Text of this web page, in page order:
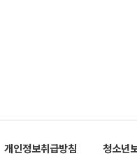
이나 미국은 북한에 선
공하는 방식으로 이뤄졌
개인정보취급방침 청소년